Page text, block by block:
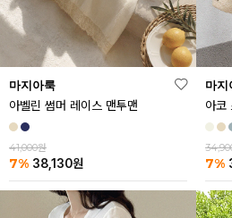
마지아룩
아벨린 썸머 레이스 맨투맨
41,000원
7% 38,130원
마지
7%